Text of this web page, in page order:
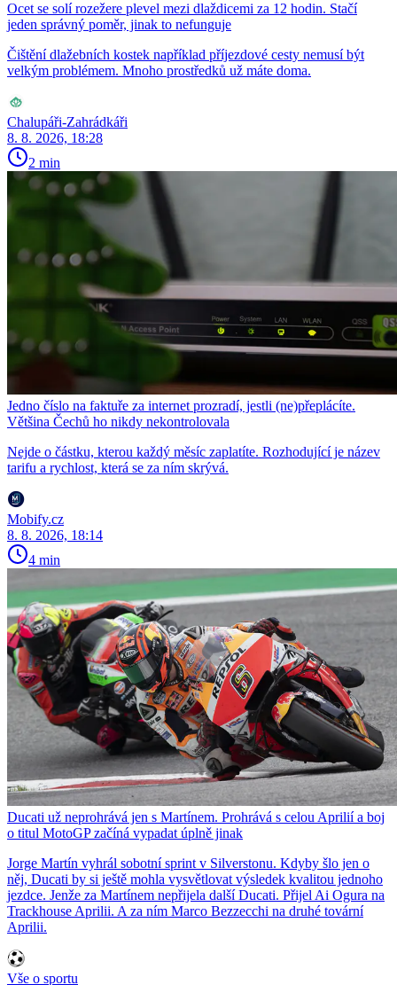
Ocet se solí rozežere plevel mezi dlaždicemi za 12 hodin. Stačí
jeden správný poměr, jinak to nefunguje
Čištění dlažebních kostek například příjezdové cesty nemusí být
velkým problémem. Mnoho prostředků už máte doma.
Chalupáři-Zahrádkáři
8. 8. 2026, 18:28
2 min
Jedno číslo na faktuře za internet prozradí, jestli (ne)přeplácíte.
Většina Čechů ho nikdy nekontrolovala
Nejde o částku, kterou každý měsíc zaplatíte. Rozhodující je název
tarifu a rychlost, která se za ním skrývá.
Mobify.cz
8. 8. 2026, 18:14
4 min
Ducati už neprohrává jen s Martínem. Prohrává s celou Aprilií a boj
o titul MotoGP začíná vypadat úplně jinak
Jorge Martín vyhrál sobotní sprint v Silverstonu. Kdyby šlo jen o
něj, Ducati by si ještě mohla vysvětlovat výsledek kvalitou jednoho
jezdce. Jenže za Martínem nepřijela další Ducati. Přijel Ai Ogura na
Trackhouse Aprilii. A za ním Marco Bezzecchi na druhé tovární
Aprilii.
Vše o sportu